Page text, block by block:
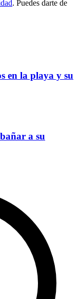
. Puedes darte de
en la playa y su
a su